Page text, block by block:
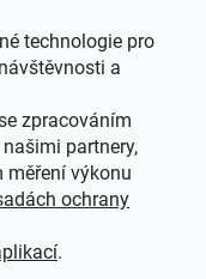
technologie pro
a
zpracováním
partnery,
měření výkonu
ochrany
.